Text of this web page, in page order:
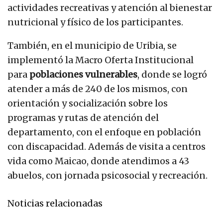
actividades recreativas y atención al bienestar
nutricional y físico de los participantes.
También, en el municipio de Uribia, se
implementó la Macro Oferta Institucional
para poblaciones vulnerables, donde se logró
atender a más de 240 de los mismos, con
orientación y socialización sobre los
programas y rutas de atención del
departamento, con el enfoque en población
con discapacidad. Además de visita a centros
vida como Maicao, donde atendimos a 43
abuelos, con jornada psicosocial y recreación.
Noticias relacionadas